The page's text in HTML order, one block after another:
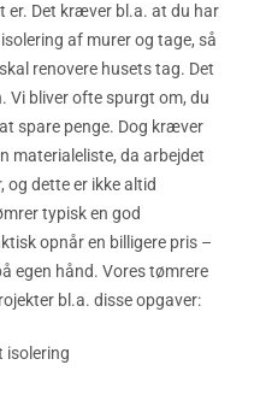
Det kræver bl.a. at du har
af murer og tage, så
renovere husets tag. Det
bliver ofte spurgt om, du
spare penge. Dog kræver
materialeliste, da arbejdet
og dette er ikke altid
typisk en god
opnår en billigere pris –
egen hånd. Vores tømrere
bl.a. disse opgaver:
isolering